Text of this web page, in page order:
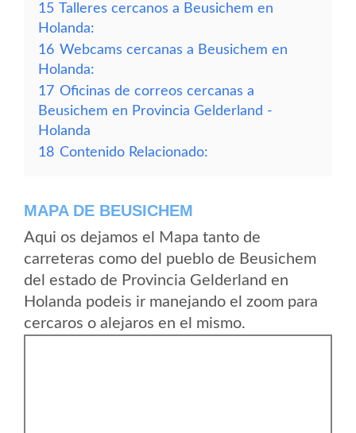
15 Talleres cercanos a Beusichem en
Holanda:
16 Webcams cercanas a Beusichem en
Holanda:
17 Oficinas de correos cercanas a
Beusichem en Provincia Gelderland -
Holanda
18 Contenido Relacionado:
MAPA DE BEUSICHEM
Aqui os dejamos el Mapa tanto de
carreteras como del pueblo de Beusichem
del estado de Provincia Gelderland en
Holanda podeis ir manejando el zoom para
cercaros o alejaros en el mismo.